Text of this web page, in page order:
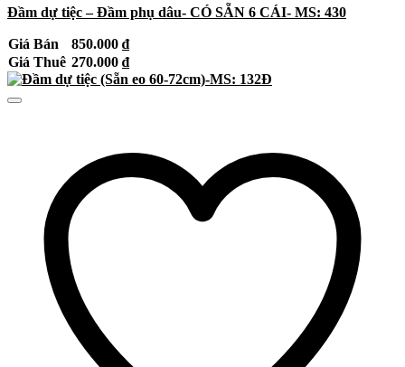
Đầm dự tiệc – Đầm phụ dâu- CÓ SẴN 6 CÁI- MS: 430
Giá Bán 850.000 ₫
Giá Thuê 270.000 ₫